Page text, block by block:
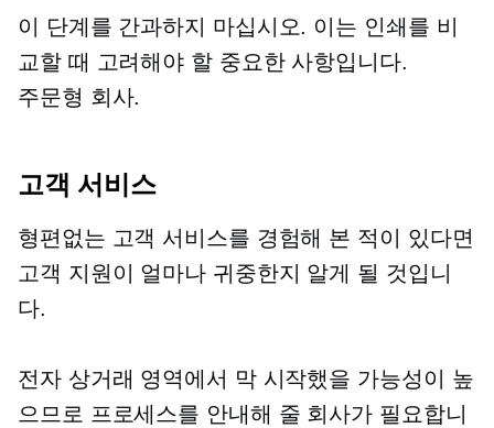
이 단계를 간과하지 마십시오. 이는 인쇄를 비
교할 때 고려해야 할 중요한 사항입니다.
주문형 회사.
고객 서비스
형편없는 고객 서비스를 경험해 본 적이 있다면
고객 지원이 얼마나 귀중한지 알게 될 것입니
다.
전자 상거래 영역에서 막 시작했을 가능성이 높
으므로 프로세스를 안내해 줄 회사가 필요합니